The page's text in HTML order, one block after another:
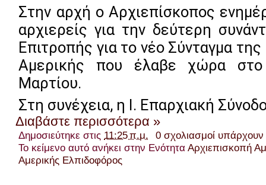
Στην αρχή ο Αρχιεπίσκοπος
αρχιερείς για την δεύτερη
Επιτροπής για το νέο Σύνταγμα
Αμερικής που έλαβε χώρα
Μαρτίου.
Στη συνέχεια, η Ι. Επαρχιακή
Διαβάστε περισσότερα »
Δημοσιεύτηκε στις 11:25 π.μ.
0 σχολιασμοί
Το κείμενο αυτό ανήκει στην ΕνότηταΑρχιεπισκοπή
Αμερικής Ελπιδοφόρος